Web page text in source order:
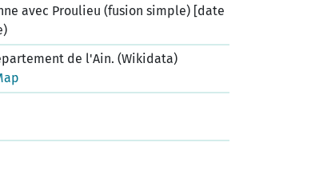
avec Proulieu (fusion simple) [date
de l'Ain. (Wikidata)